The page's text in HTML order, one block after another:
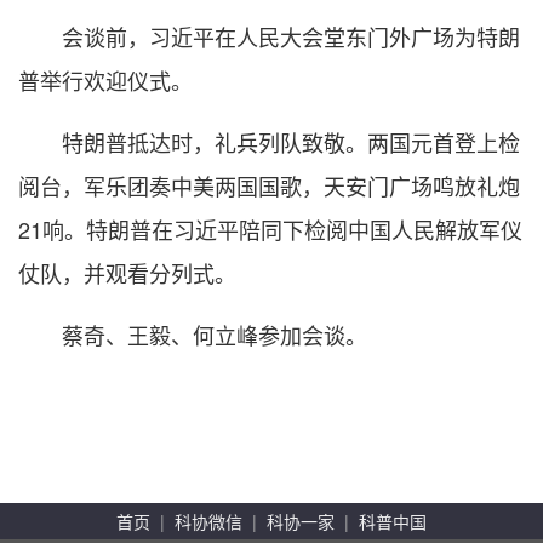
会谈前，习近平在人民大会堂东门外广场为特朗
普举行欢迎仪式。
特朗普抵达时，礼兵列队致敬。两国元首登上检
阅台，军乐团奏中美两国国歌，天安门广场鸣放礼炮
21响。特朗普在习近平陪同下检阅中国人民解放军仪
仗队，并观看分列式。
蔡奇、王毅、何立峰参加会谈。
首页 | 科协微信 | 科协一家 | 科普中国